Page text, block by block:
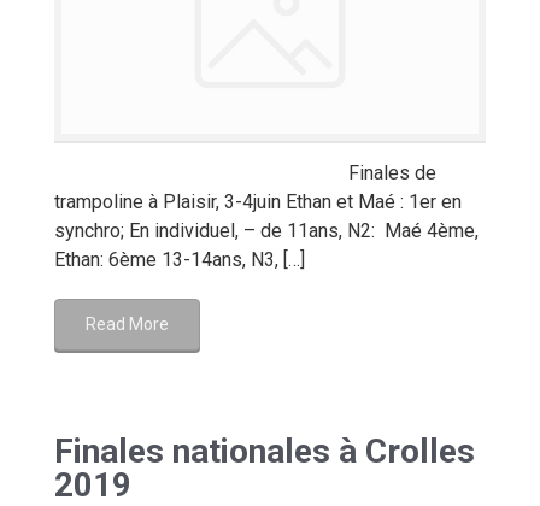
Finales de
trampoline à Plaisir, 3-4juin Ethan et Maé : 1er en
synchro; En individuel, – de 11ans, N2: Maé 4ème,
Ethan: 6ème 13-14ans, N3, […]
Read More
Finales nationales à Crolles
2019